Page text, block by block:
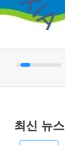
최신 뉴스